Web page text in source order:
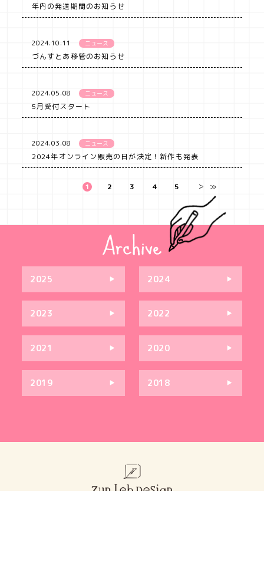
年内の発送期間のお知らせ
2024.10.11 ニュース
づんすとあ移管のお知らせ
2024.05.08 ニュース
5月受付スタート
2024.03.08 ニュース
2024年オンライン販売の日が決定！新作も発表
1 2 3 4 5 ＞ ≫
2025 2024
2023 2022
2021 2020
2019 2018